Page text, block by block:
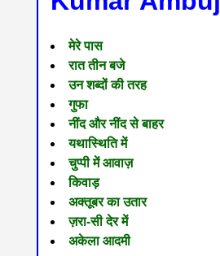
मेरे पास
रात तीन बजे
उन शब्दों की तरह
गुफा
नींद और नींद से बाहर
यथास्थिति में
चुप्पी में आवाज़
किवाड़
अक्तूबर का उतार
ज़रा-सी देर में
अकेला आदमी